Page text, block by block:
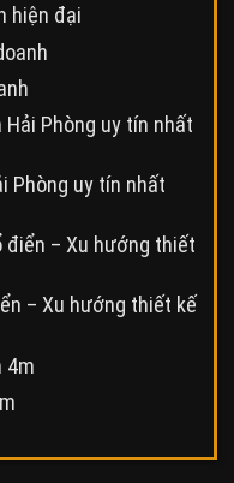
hiện đại
Phòng uy tín nhất
– Xu hướng thiết kế